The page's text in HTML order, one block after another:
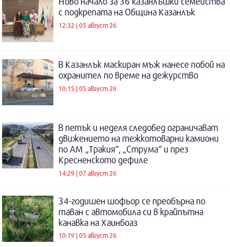
с подкрепата на Община Казанлък
12:32 | 05 август 26
В Казанлък маскиран мъж нанесе побой на
охранител по време на дежурство
10:15 | 05 август 26
В петък и неделя следобед ограничават
движението на тежкотоварни камиони
по АМ „Тракия“, „Струма“ и през
Кресненското дефиле
14:29 | 07 август 26
34-годишен шофьор се преобърна по
таван с автомобила си в крайпътна
канавка на Хаинбоаз
10:19 | 05 август 26